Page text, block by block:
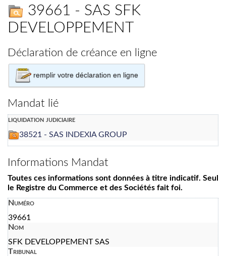
39661 - SAS SFK
DEVELOPPEMENT
Déclaration de créance en ligne
remplir votre déclaration en ligne
Mandat lié
liquidation judiciaire
38521 - SAS INDEXIA GROUP
Informations Mandat
Toutes ces informations sont données à titre indicatif. Seul
le Registre du Commerce et des Sociétés fait foi.
Numéro
39661
Nom
SFK DEVELOPPEMENT SAS
Tribunal